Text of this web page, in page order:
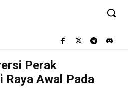
Perak
Raya Awal Pada